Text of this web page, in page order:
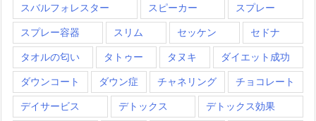
スバルフォレスター スピーカー スプレー
スプレー容器 スリム セッケン セドナ
タオルの匂い タトゥー タヌキ ダイエット成功
ダウンコート ダウン症 チャネリング チョコレート
デイサービス デトックス デトックス効果